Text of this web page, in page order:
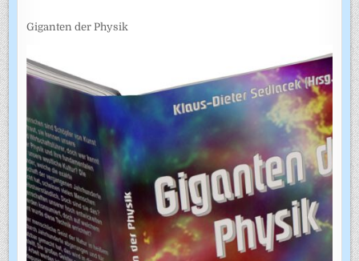
Giganten der Physik